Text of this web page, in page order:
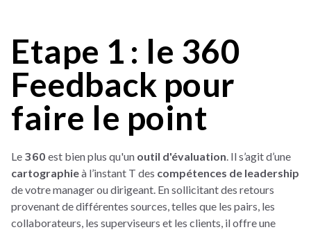
Etape 1 : le 360
Feedback pour
faire le point
Le 360 est bien plus qu'un outil d'évaluation. Il s’agit d’une
cartographieà l’instant T des compétences de leadership
de votre manager ou dirigeant. En sollicitant des retours
provenant de différentes sources, telles que les pairs, les
collaborateurs, les superviseurs et les clients, il offre une